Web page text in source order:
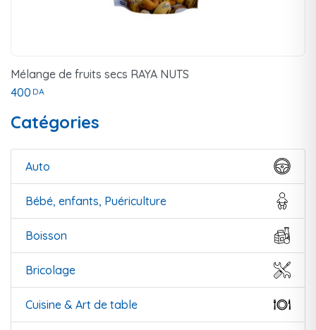
Catégories
Auto
Bébé, enfants, Puériculture
Boisson
Bricolage
Cuisine & Art de table
Mélange de fruits secs RAYA NUTS
400 DA